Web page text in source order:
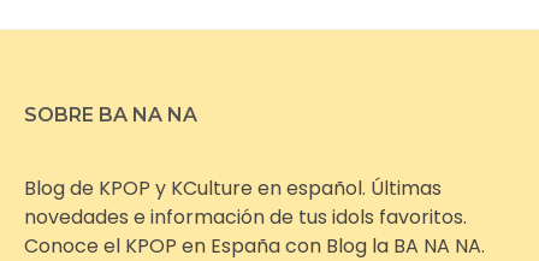
SOBRE BA NA NA
Blog de KPOP y KCulture en español. Últimas
novedades e información de tus idols favoritos.
Conoce el KPOP en España con Blog la BA NA NA.